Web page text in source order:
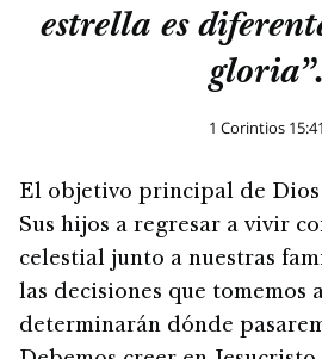
estrella es
gloria”.
1 Corintios 15:41
El objetivo principal de Dios
Sus hijos a regresar a vivir
celestial junto a nuestras
las decisiones que tomemos
determinarán dónde